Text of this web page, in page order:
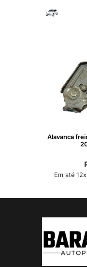
Alavanca
Em até